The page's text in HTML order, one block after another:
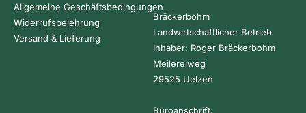
Allgemeine Geschäftsbedingungen
Widerrufsbelehrung
Versand & Lieferung
Bräckerbohm
Landwirtschaftlicher Betrieb
Inhaber: Roger Bräckerbohm
Meilereiweg
29525 Uelzen
Büroanschrift: